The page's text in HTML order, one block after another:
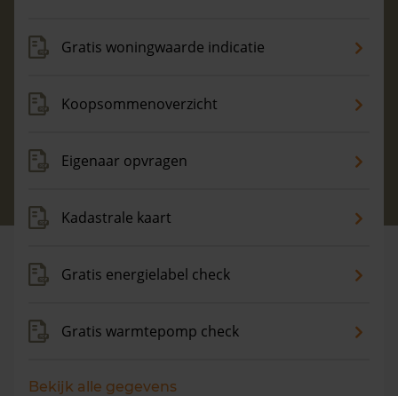
Maandag t/m vrijdag - 08:00 -18:00
Gratis woningwaarde indicatie
Koopsommenoverzicht
Eigenaar opvragen
Kadastrale kaart
Gratis energielabel check
Gratis warmtepomp check
Bekijk alle gegevens